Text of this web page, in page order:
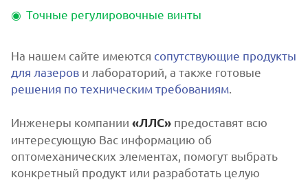
Точные регулировочные винты
На нашем сайте имеются сопутствующие продукты
для лазеров и лабораторий, а также готовые
решения по техническим требованиям
Инженеры компании «ЛЛС» предоставят всю
интересующую Вас информацию об
оптомеханических элементах, помогут выбрать
конкретный продукт или разработать целую